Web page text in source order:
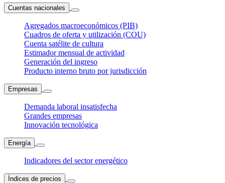
Cuentas nacionales
Agregados macroeconómicos (PIB)
Cuadros de oferta y utilización (COU)
Cuenta satélite de cultura
Estimador mensual de actividad
Generación del ingreso
Producto interno bruto por jurisdicción
Empresas
Demanda laboral insatisfecha
Grandes empresas
Innovación tecnológica
Energía
Indicadores del sector energético
Índices de precios